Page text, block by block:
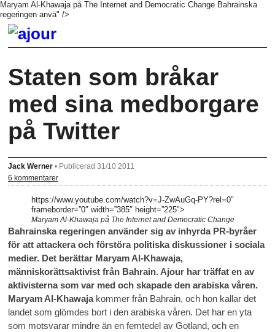
Maryam Al-Khawaja på The Internet and Democratic Change Bahrainska
regeringen anvä" />
Staten som bråkar
med sina medborgare
på Twitter
Jack Werner • Publicerad 31/10 2011
6 kommentarer
https://www.youtube.com/watch?v=J-ZwAuGq-PY?rel=0″
frameborder=”0″ width=”385″ height=”225″>
Maryam Al-Khawaja på The Internet and Democratic Change
Bahrainska regeringen använder sig av inhyrda PR-byråer
för att attackera och förstöra politiska diskussioner i sociala
medier. Det berättar Maryam Al-Khawaja,
människorättsaktivist från Bahrain. Ajour har träffat en av
aktivisterna som var med och skapade den arabiska våren.
Maryam Al-Khawajakommer från Bahrain, och hon kallar det
landet som glömdes bort i den arabiska våren. Det har en yta
som motsvarar mindre än en femtedel av Gotland, och en